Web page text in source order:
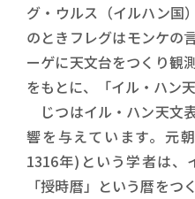
グ・ウルス（イルハン国
のときフレグはモンケの
ーゲに天文台をつくり観
をもとに、「イル・ハン
じつはイル・ハン天文
響を与えています。元
1316年)という学者は、
「授時暦」という暦をつ